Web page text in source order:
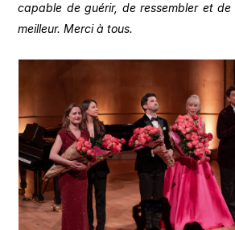
capable de guérir, de ressembler et de
meilleur. Merci à tous.